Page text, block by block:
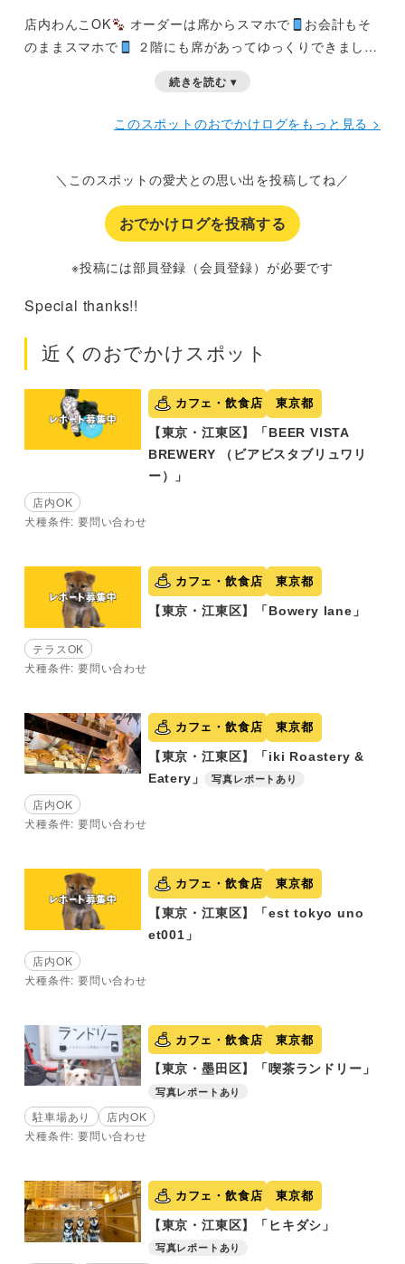
店内わんこOK オーダーは席からスマホで
お会計もそ
のままスマホで
２階にも席があってゆっくりできました
続きを読む ▾
このスポットのおでかけログをもっと見る >
＼このスポットの愛犬との思い出を投稿してね／
おでかけログを投稿する
※投稿には部員登録（会員登録）が必要です
Special thanks!!
近くのおでかけスポット
カフェ・飲食店 東京都
【東京・江東区】「BEER VISTA
BREWERY （ビアビスタブリュワリ
ー）」
店内OK
犬種条件: 要問い合わせ
カフェ・飲食店 東京都
【東京・江東区】「Bowery lane」
テラスOK
犬種条件: 要問い合わせ
カフェ・飲食店 東京都
【東京・江東区】「iki Roastery &
Eatery」
写真レポートあり
店内OK
犬種条件: 要問い合わせ
カフェ・飲食店 東京都
【東京・江東区】「est tokyo uno
et001」
店内OK
犬種条件: 要問い合わせ
カフェ・飲食店 東京都
【東京・墨田区】「喫茶ランドリー」
写真レポートあり
駐車場あり
店内OK
犬種条件: 要問い合わせ
カフェ・飲食店 東京都
【東京・江東区】「ヒキダシ」
写真レポートあり